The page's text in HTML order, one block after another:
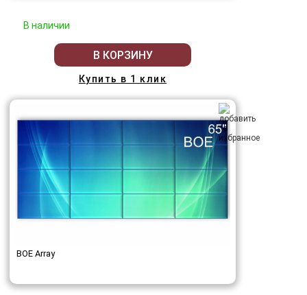
В наличии
В КОРЗИНУ
Купить в 1 клик
BOE Array